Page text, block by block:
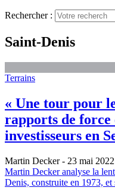
Rechercher :
Saint-Denis
Terrains
« Une tour pour
rapports de force
investisseurs en
Martin Decker- 23 mai 2022
Martin Decker analyse la
Denis, construite en 1973, et